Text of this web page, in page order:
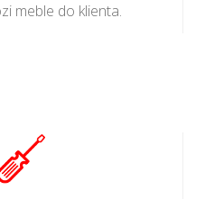
meble do klienta.